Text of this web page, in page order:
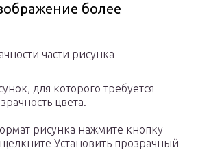
более
части рисунка
для которого требуется
цвета.
рисунка нажмите кнопку
Установить прозрачный